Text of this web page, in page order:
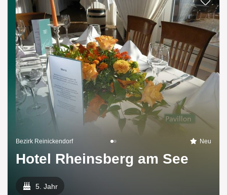
Bezirk Reinickendorf Neu
Hotel Rheinsberg am See
5. Jahr